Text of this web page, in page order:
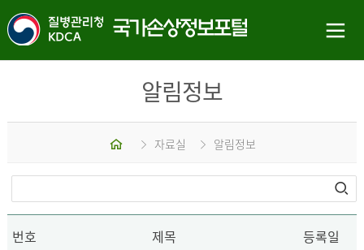
알림정보
홈 자료실 알림정보
번호 제목 등록일